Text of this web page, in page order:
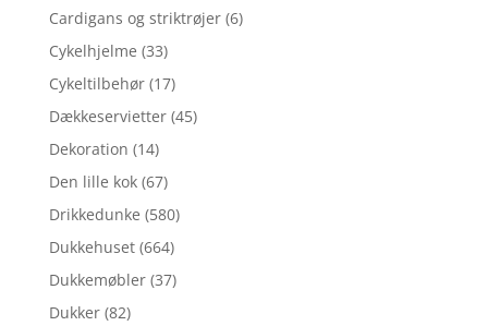
Cardigans og striktrøjer (6)
Cykelhjelme (33)
Cykeltilbehør (17)
Dækkeservietter (45)
Dekoration (14)
Den lille kok (67)
Drikkedunke (580)
Dukkehuset (664)
Dukkemøbler (37)
Dukker (82)